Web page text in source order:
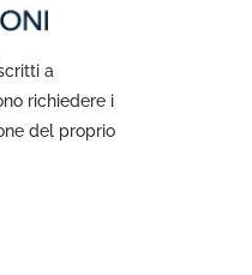
a
richiedere i
del proprio